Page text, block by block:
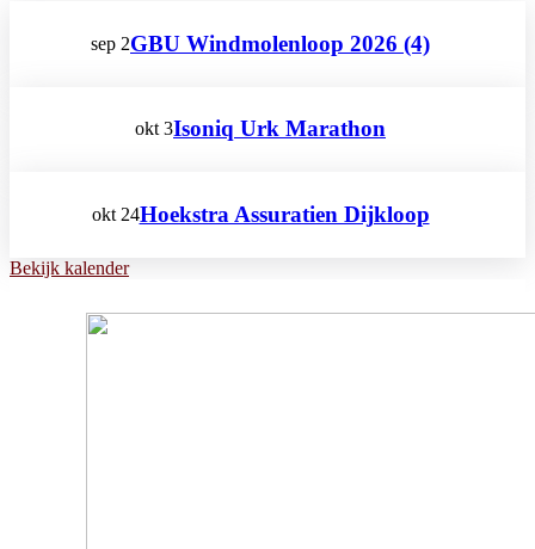
sep 2GBU Windmolenloop 2026 (4)
okt 3Isoniq Urk Marathon
okt 24Hoekstra Assuratien Dijkloop
Bekijk kalender